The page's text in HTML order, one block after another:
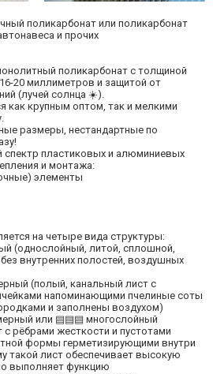
поликарбонат или поликарбонат
и прочих
поликарбонат с толщиной
20 миллиметров и защитой от
(лучей солнца ☀️).
как крупным оптом, так и мелкими
размеры, нестандартные по
спектр пластиковых и алюминиевых
и монтажа:
элементы
на четыре вида структуры:
(однослойный, литой, сплошной,
внутренних полостей, воздушных
(полый, канальный лист с
напоминающими пчелиные соты
и заполнены воздухом)
или ▤▤▤ многослойный
рёбрами жесткости и пустотами
формы герметизирующими внутри
такой лист обеспечивает высокую
выполняет функцию